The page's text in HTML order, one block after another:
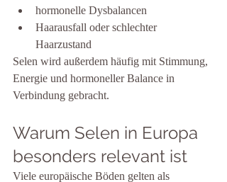
hormonelle Dysbalancen
Haarausfall oder schlechter
Haarzustand
Selen wird außerdem häufig mit Stimmung,
Energie und hormoneller Balance in
Verbindung gebracht.
Warum Selen in Europa
besonders relevant ist
Viele europäische Böden gelten als